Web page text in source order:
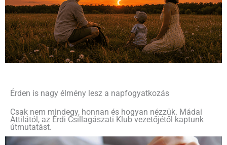
Érden is nagy élmény lesz a napfogyatkozás
Csak nem mindegy, honnan és hogyan nézzük. Mádai
Attilától, az Érdi Csillagászati Klub vezetőjétől kaptunk
útmutatást.